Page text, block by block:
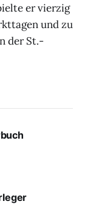
er vierzig
und zu
der St.-